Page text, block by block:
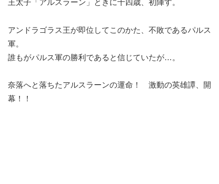
王太子「アルスラーン」ときに十四歳、初陣す。
アンドラゴラス王が即位してこのかた、不敗であるパルス
軍。
誰もがパルス軍の勝利であると信じていたが…。
奈落へと落ちたアルスラーンの運命！ 激動の英雄譚、開
幕！！